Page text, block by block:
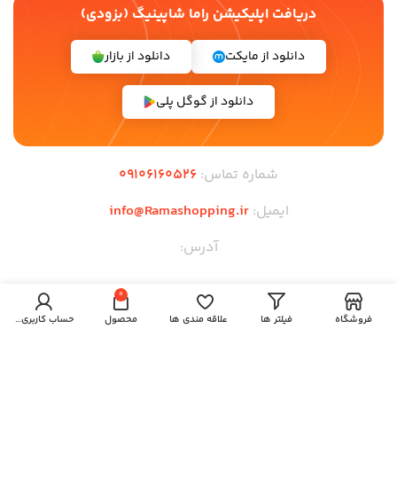
دریافت اپلیکیشن راما شاپینیگ (بزودی)
دانلود از مایکت دانلود از بازار
دانلود از گوگل پلی
شماره تماس: 09106160526
ایمیل:info@Ramashopping.ir
آدرس:
لینک های مهم
فروشگاه فیلتر ها علاقه مندی ها
0
محصول حساب کاربری من